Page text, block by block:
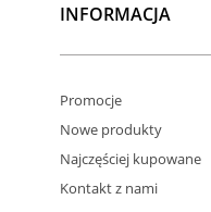
INFORMACJA
Promocje
Nowe produkty
Najczęściej kupowane
Kontakt z nami